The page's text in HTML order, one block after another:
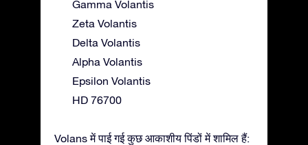
Gamma Volantis
Zeta Volantis
Delta Volantis
Alpha Volantis
Epsilon Volantis
HD 76700
Volans में पाई गई कुछ आकाशीय पिंडों में शामिल हैं: